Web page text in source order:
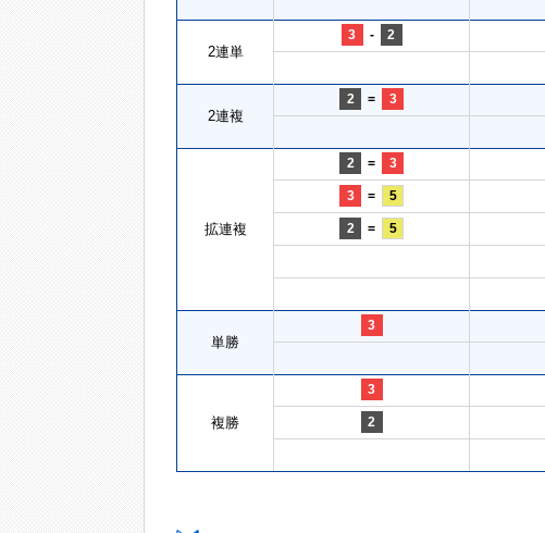
2連単
3 - 2
2連複
2 = 3
拡連複
2 = 3
3 = 5
2 = 5
単勝
3
複勝
3
2